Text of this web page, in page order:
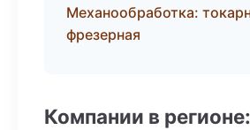
Механообработка:
фрезерная
Компании в